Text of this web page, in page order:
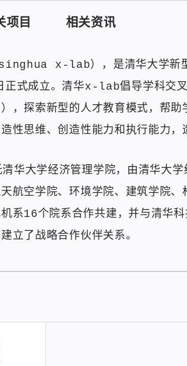
项目 相关资讯
x-lab），是清华大学新型
式成立。清华x-lab倡导学科交叉
，探索新型的人才教育模式，帮
性思维、创造性能力和执行能力
华大学经济管理学院，由清华大学
航空学院、环境学院、建筑学院
系16个院系合作共建，并与清华
立了战略合作伙伴关系。